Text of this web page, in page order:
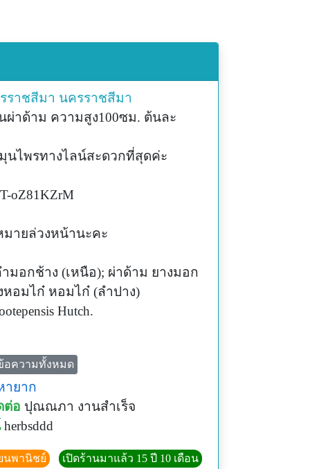
ราชสีมา นครราชสีมา
าด้าม ความสูง100ซม. ต้นละ
นไพรทางไลน์สะดวกที่สุดค่ะ
oZ81KZrM
ายล่วงหน้านะคะ
มอกช้าง (เหนือ); ผ่าด้าม ยางมอก
อมไก๋ หอมไก๋ (ลำปาง)
Hutch.
ก่อนออกดอก สูง 7-15 เมตร ทรงพุ่ม
อ่อนเป็นรูปสี่เหลี่ยม และมีขน
นสะเก็ด มีน้ำยางเหนียวสีเหลืองข้น
ดโปร่ง ลำต้นบิดงอ เปลือกต้นสีครีม
หลุดลอกออกเป็นแผ่นบางๆ ใบออก
อความทั้งหมด
ายาก
ต่อ ปุณณภา งานสำเร็จ
herbsddd
นพานิชย์ เปิดร้านมาแล้ว 15 ปี 10 เดือน